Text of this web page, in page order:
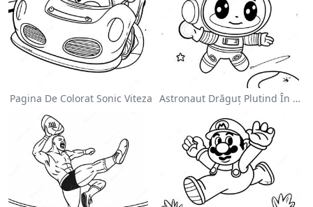
Pagina De Colorat Sonic Viteza Astronaut Drăguț Plutind În Spațiu - Pagina De Colorat